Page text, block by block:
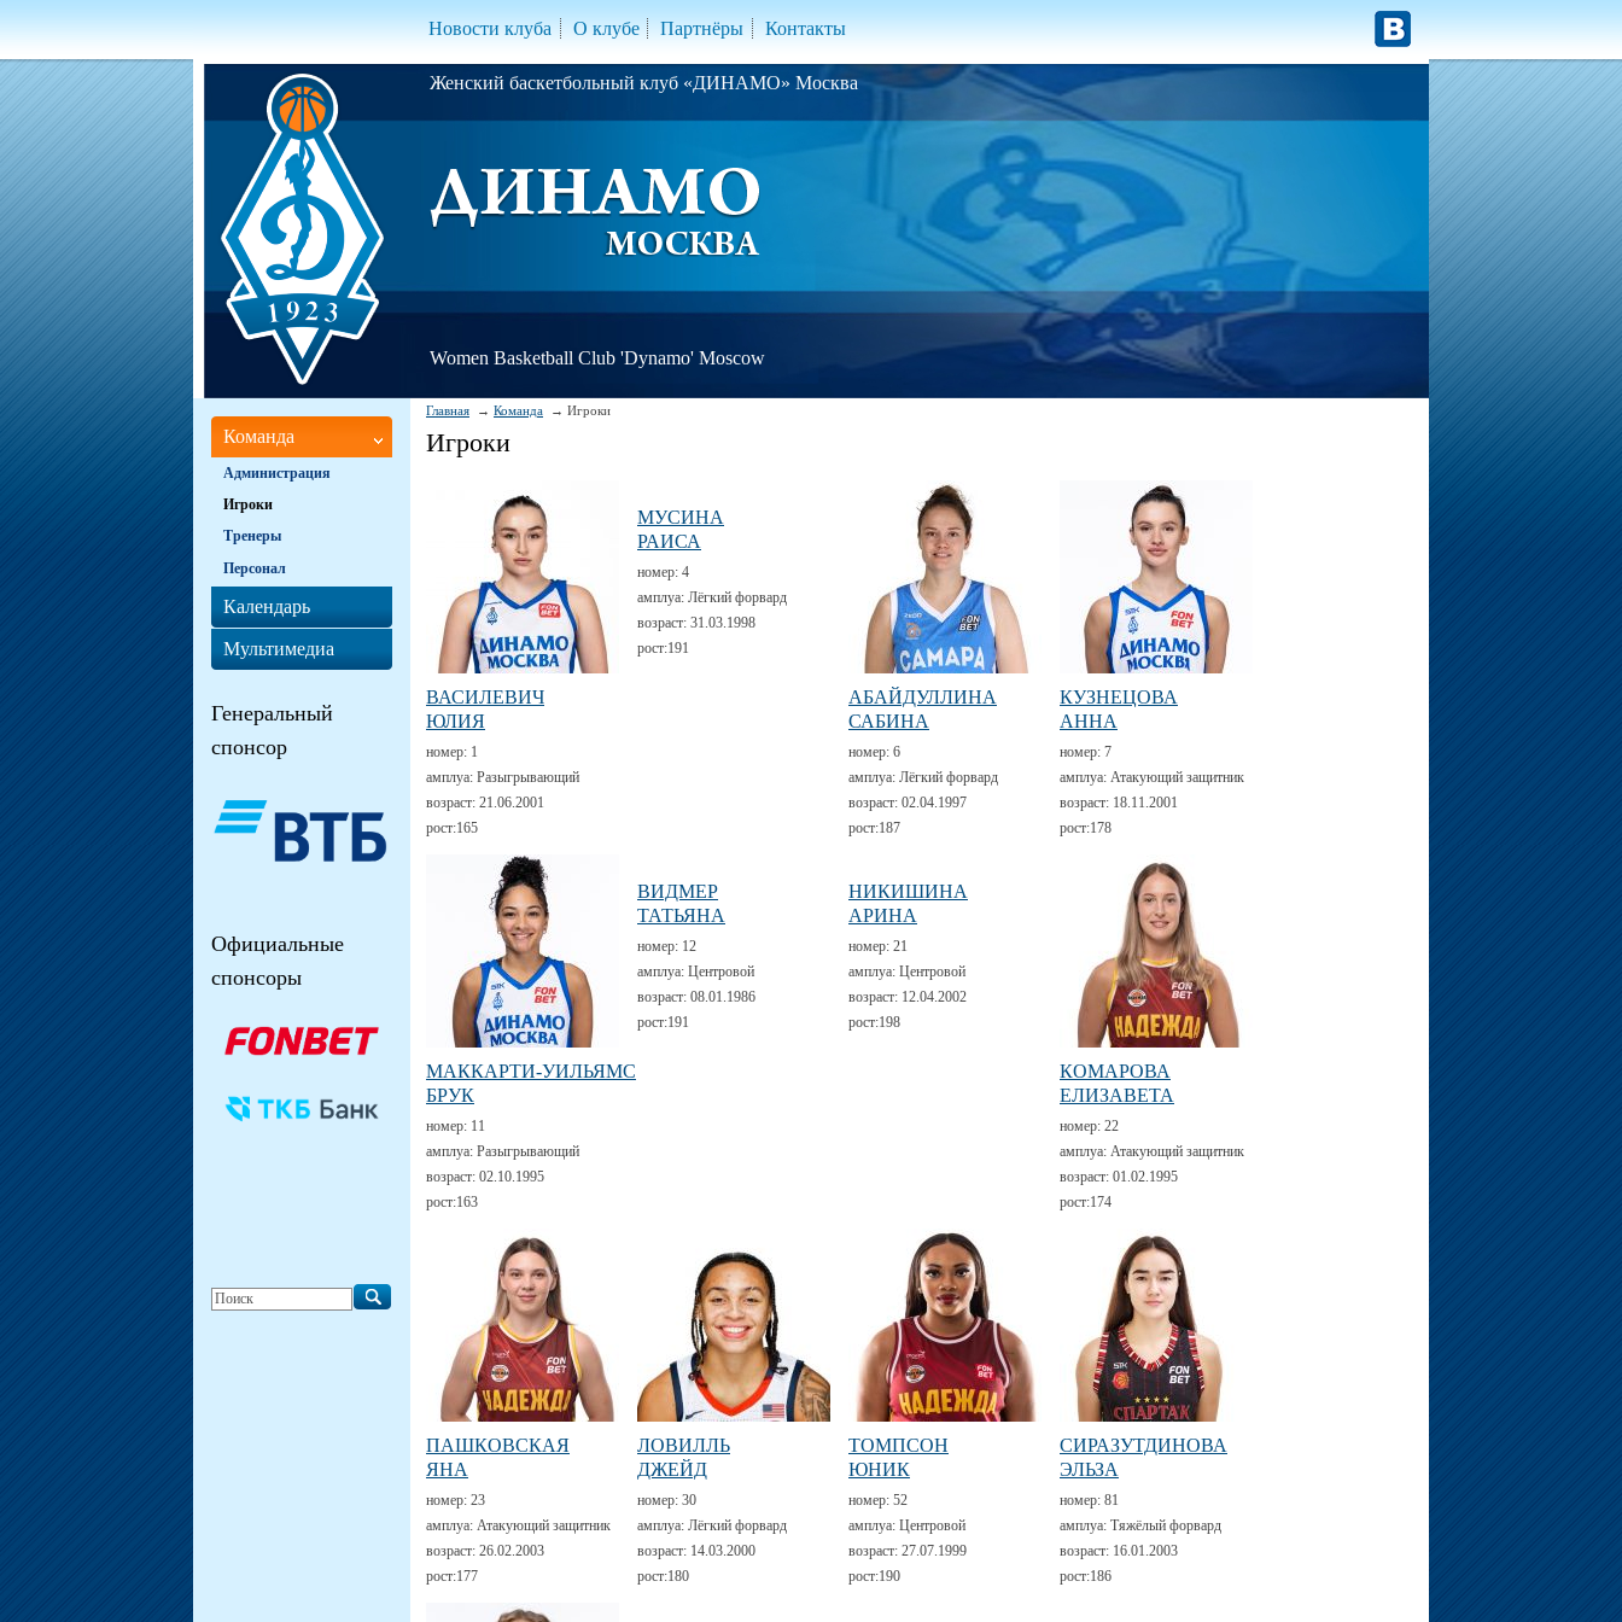
Новости клуба О клубе Партнёры Контакты
Женский баскетбольный клуб «ДИНАМО» Москва
Women Basketball Club 'Dynamo' Moscow
Главная Команда Игроки
Игроки
ВАСИЛЕВИЧ
ЮЛИЯ
номер: 1
амплуа: Разыгрывающий
возраст: 21.06.2001
рост:165
МУСИНА
РАИСА
номер: 4
амплуа: Лёгкий форвард
возраст: 31.03.1998
рост:191
АБАЙДУЛЛИНА
САБИНА
номер: 6
амплуа: Лёгкий форвард
возраст: 02.04.1997
рост:187
КУЗНЕЦОВА
АННА
номер: 7
амплуа: Атакующий защитник
возраст: 18.11.2001
рост:178
МАККАРТИ-УИЛЬЯМС
БРУК
номер: 11
амплуа: Разыгрывающий
возраст: 02.10.1995
рост:163
ВИДМЕР
ТАТЬЯНА
номер: 12
амплуа: Центровой
возраст: 08.01.1986
рост:191
НИКИШИНА
АРИНА
номер: 21
амплуа: Центровой
возраст: 12.04.2002
рост:198
КОМАРОВА
ЕЛИЗАВЕТА
номер: 22
амплуа: Атакующий защитник
возраст: 01.02.1995
рост:174
ПАШКОВСКАЯ
ЯНА
номер: 23
амплуа: Атакующий защитник
возраст: 26.02.2003
рост:177
ЛОВИЛЛЬ
ДЖЕЙД
номер: 30
амплуа: Лёгкий форвард
возраст: 14.03.2000
рост:180
ТОМПСОН
ЮНИК
номер: 52
амплуа: Центровой
возраст: 27.07.1999
рост:190
СИРАЗУТДИНОВА
ЭЛЬЗА
номер: 81
амплуа: Тяжёлый форвард
возраст: 16.01.2003
рост:186
Команда
Администрация
Игроки
Тренеры
Персонал
Календарь
Мультимедиа
Генеральный
спонсор
Официальные
спонсоры